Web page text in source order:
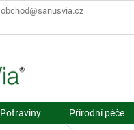
obchod@sanusvia.cz
Potraviny Přírodní péče